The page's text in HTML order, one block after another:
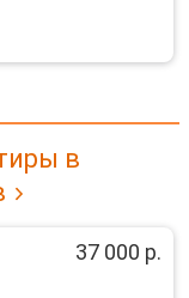
в
37 000 р.